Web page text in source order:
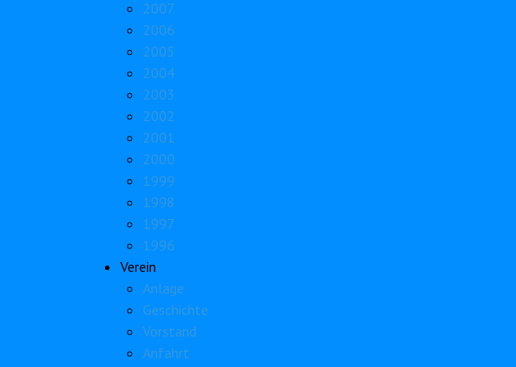
2007
2006
2005
2004
2003
2002
2001
2000
1999
1998
1997
1996
Verein
Anlage
Geschichte
Vorstand
Anfahrt